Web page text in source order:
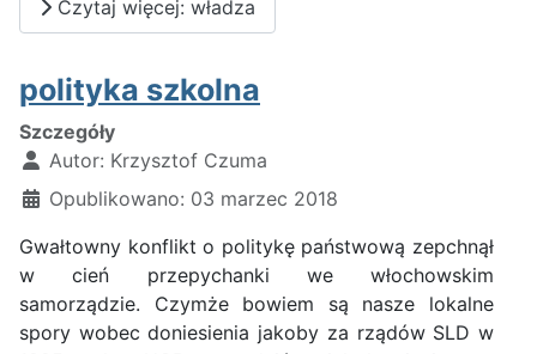
Czytaj więcej: władza
polityka szkolna
Szczegóły
Autor: Krzysztof Czuma
Opublikowano: 03 marzec 2018
Gwałtowny konflikt o politykę państwową zepchnął
w cień przepychanki we włochowskim
samorządzie. Czymże bowiem są nasze lokalne
spory wobec doniesienia jakoby za rządów SLD w